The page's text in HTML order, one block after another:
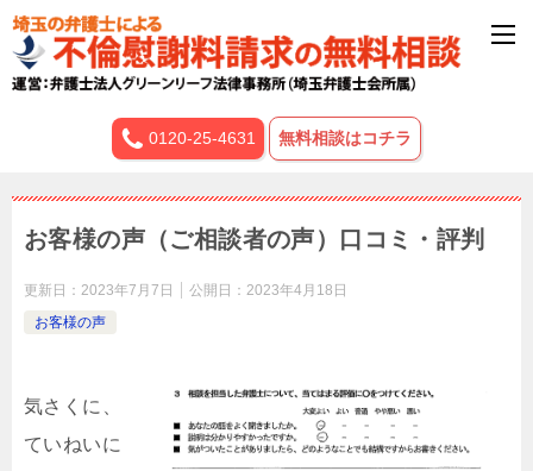
0120-25-4631 無料相談はコチラ
お客様の声（ご相談者の声）口コミ・評判
更新日： 2023年7月7日 公開日： 2023年4月18日
お客様の声
気さくに、
ていねいに